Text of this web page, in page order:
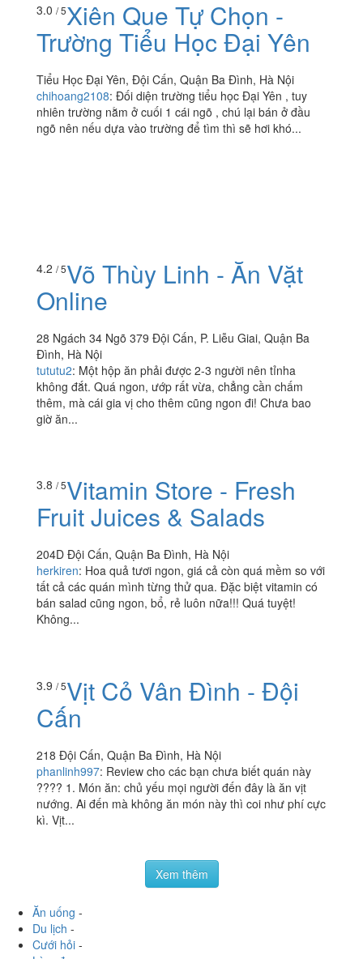
3.0 / 5Xiên Que Tự Chọn -
Trường Tiểu Học Đại Yên
Tiểu Học Đại Yên, Đội Cấn, Quận Ba Đình, Hà Nội
chihoang2108: Đối diện trường tiểu học Đại Yên , tuy
nhiên trường nằm ở cuối 1 cái ngõ , chú lại bán ở đầu
ngõ nên nếu dựa vào trường để tìm thì sẽ hơi khó...
4.2 / 5Võ Thùy Linh - Ăn Vặt
Online
28 Ngách 34 Ngõ 379 Đội Cấn, P. Liễu Giai, Quận Ba
Đình, Hà Nội
tututu2: Một hộp ăn phải được 2-3 người nên tỉnha
không đắt. Quá ngon, ướp rất vừa, chẳng cần chấm
thêm, mà cái gia vị cho thêm cũng ngon đi! Chưa bao
giờ ăn...
3.8/ 5Vitamin Store - Fresh
Fruit Juices & Salads
204D Đội Cấn, Quận Ba Đình, Hà Nội
Không...
3.9 / 5Vịt Cỏ Vân Đình - Đội
Cấn
218 Đội Cấn, Quận Ba Đình, Hà Nội
???? 1. Món ăn: chủ yếu mọi người đến đây là ăn vịt
nướng. Ai đến mà không ăn món này thì coi như phí cực